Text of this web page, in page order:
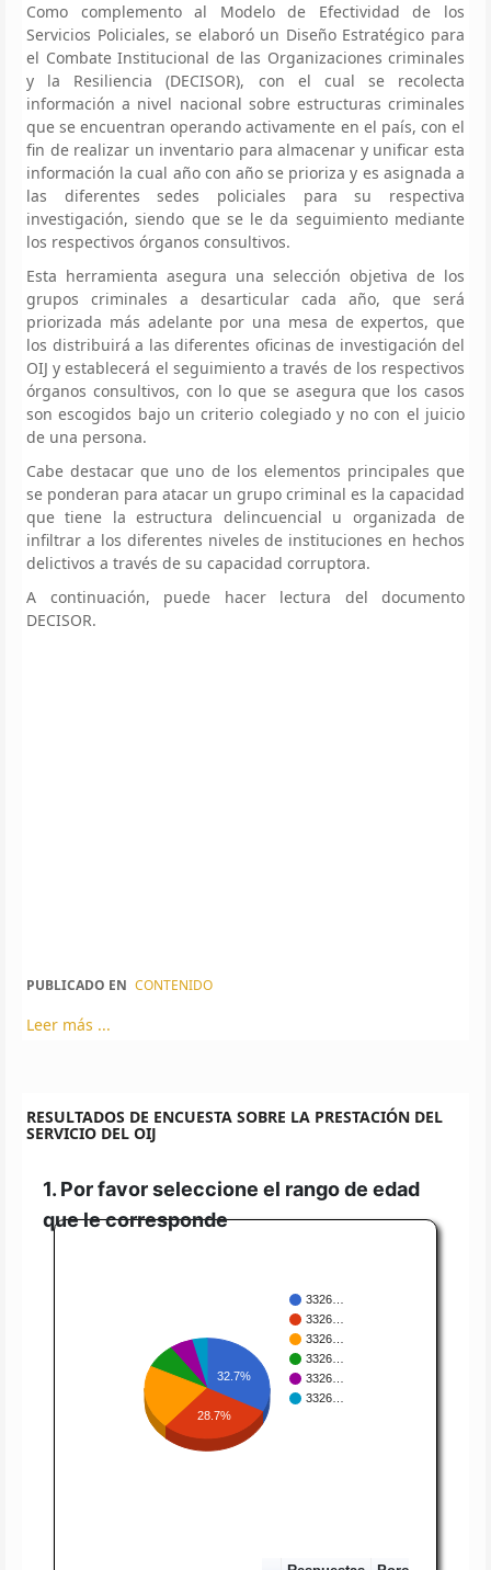
Como complemento al Modelo de Efectividad de los
Servicios Policiales, se elaboró un Diseño Estratégico para
el Combate Institucional de las Organizaciones criminales
y la Resiliencia (DECISOR), con el cual se recolecta
información a nivel nacional sobre estructuras criminales
que se encuentran operando activamente en el país, con el
fin de realizar un inventario para almacenar y unificar esta
información la cual año con año se prioriza y es asignada a
las diferentes sedes policiales para su respectiva
investigación, siendo que se le da seguimiento mediante
los respectivos órganos consultivos.
Esta herramienta asegura una selección objetiva de los
grupos criminales a desarticular cada año, que será
priorizada más adelante por una mesa de expertos, que
los distribuirá a las diferentes oficinas de investigación del
OIJ y establecerá el seguimiento a través de los respectivos
órganos consultivos, con lo que se asegura que los casos
son escogidos bajo un criterio colegiado y no con el juicio
de una persona.
Cabe destacar que uno de los elementos principales que
se ponderan para atacar un grupo criminal es la capacidad
que tiene la estructura delincuencial u organizada de
infiltrar a los diferentes niveles de instituciones en hechos
delictivos a través de su capacidad corruptora.
A continuación, puede hacer lectura del documento
DECISOR.
PUBLICADO EN CONTENIDO
Leer más ...
RESULTADOS DE ENCUESTA SOBRE LA PRESTACIÓN DEL
SERVICIO DEL OIJ